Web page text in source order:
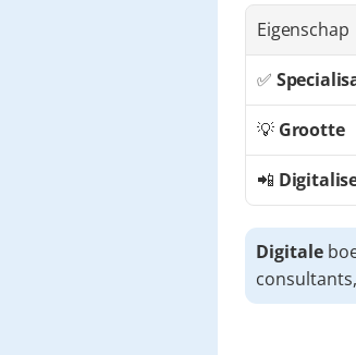
Eigenschap
✅
💡 Grootte
📲
Digitale